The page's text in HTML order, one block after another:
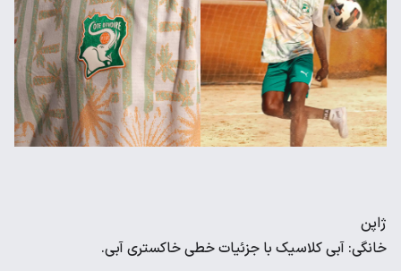
ژاپن
خانگی: آبی کلاسیک با جزئیات خطی خاکستری آبی.